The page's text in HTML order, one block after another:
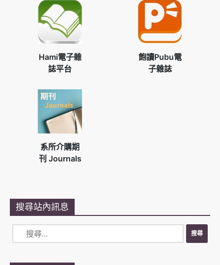
搜尋站內訊息
Hami電子雜
誌平台
飽讀Pubu電
子雜誌
系所介購期
刊 Journals